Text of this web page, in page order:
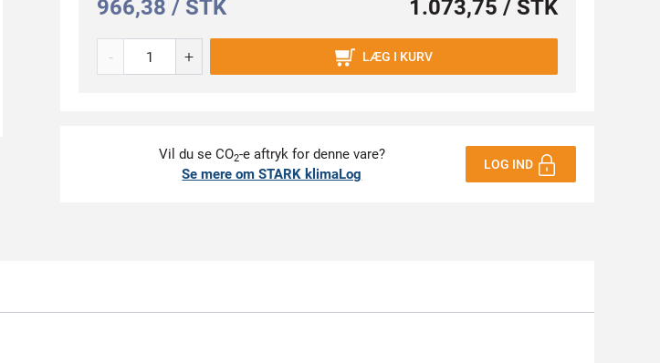
966,38 / STK 1.073,75 / STK
- + LÆG I KURV
Vil du se CO2-e aftryk for denne vare?
Se mere om STARK klimaLog
LOG IND